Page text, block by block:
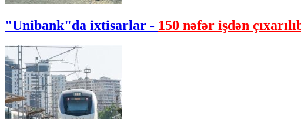
"Unibank"da ixtisarlar - 150 nəfər işdən